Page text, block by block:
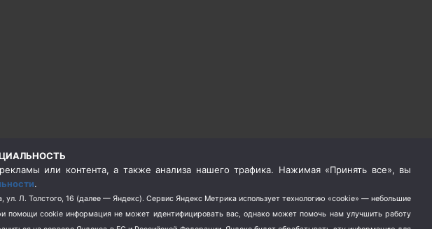
или контента, а также анализа нашего трафика. Нажимая «Принять все», вы
.
Л. Толстого, 16 (далее — Яндекс). Сервис Яндекс Метрика использует технологию «cookie» — небольшие
помощи cookie информация не может идентифицировать вас, однако может помочь нам улучшить работу